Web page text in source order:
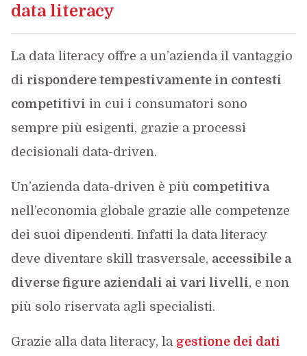
data literacy
La data literacy offre a un’azienda il vantaggio
di rispondere tempestivamente in contesti
competitivi in cui i consumatori sono
sempre più esigenti, grazie a processi
decisionali data-driven.
Un’azienda data-driven è più competitiva
nell’economia globale grazie alle competenze
dei suoi dipendenti. Infatti la data literacy
deve diventare skill trasversale, accessibile a
diverse figure aziendali ai vari livelli, e non
più solo riservata agli specialisti.
Grazie alla data literacy, la gestione dei dati